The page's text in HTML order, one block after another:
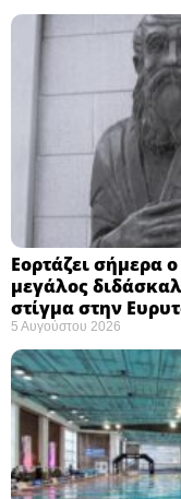
Εορτάζει σήμερα
μεγάλος
στίγμα στην
5 Αυγούστου 2026